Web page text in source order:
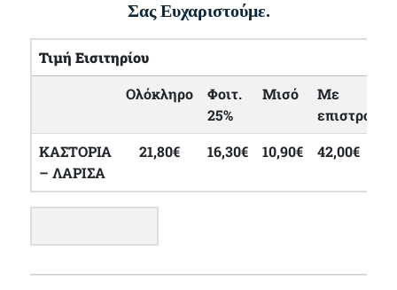
Σας Ευχαριστούμε.
Τιμή Εισιτηρίου
Ολόκληρο
Φοιτ.
25%
Μισό
Με
επιστροφή
ΚΑΣΤΟΡΙΑ
– ΛΑΡΙΣΑ
21,80€ 16,30€ 10,90€ 42,00€